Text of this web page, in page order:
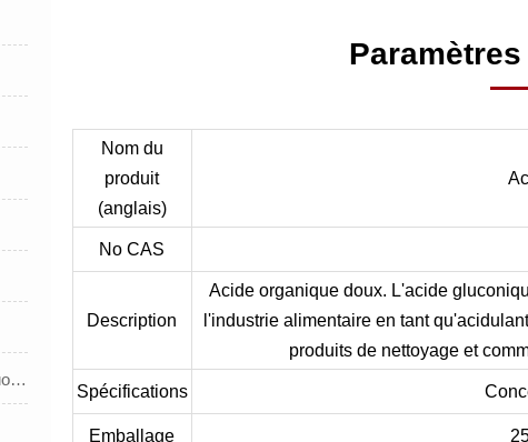
Agent de blanchiment fluorescent
Nom du
produit
(anglais)
No CAS
Description
Acide organique doux. L'acide
l'industrie alimentaire en tant
produits de nettoyage et
Spécifications
Emballage